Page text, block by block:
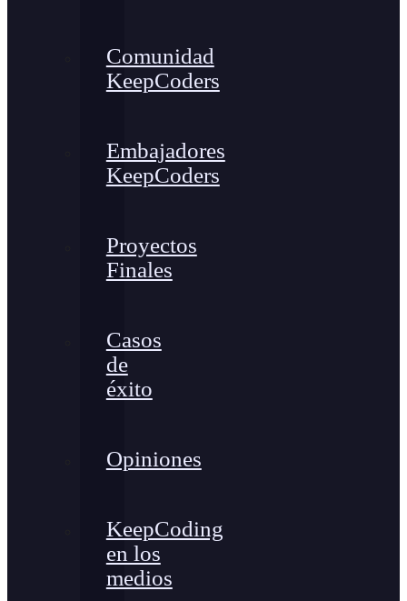
Comunidad
KeepCoders
Embajadores
KeepCoders
Proyectos
Finales
Casos
de
éxito
Opiniones
KeepCoding
en los
medios